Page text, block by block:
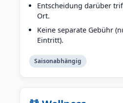
Entscheidung darüber
Ort.
Keine separate Gebühr
Eintritt).
Saisonabhängig